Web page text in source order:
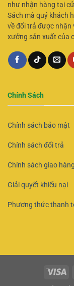
như nhận hàng tại
Sách mà quý khách
về đổi trả được nhận
xưởng sản xuất của
Chính Sách
Chính sách bảo mật
Chính sách đổi trả
Chính sách giao hàng
Giải quyết khiếu nại
Phương thức thanh